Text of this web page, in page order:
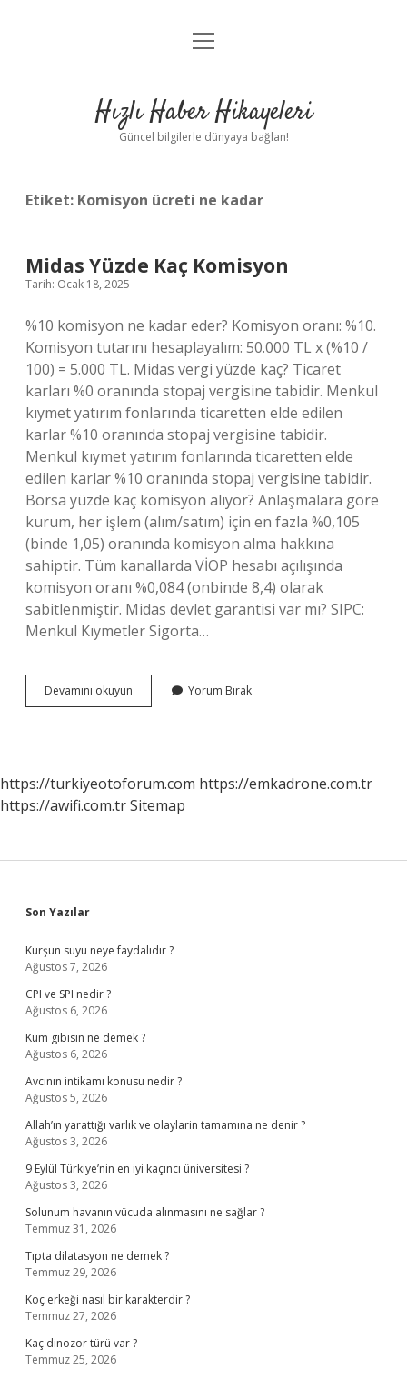
Anasayfa
Yasal Uyarı
menüyü
Hızlı Haber Hikayeleri
Güncel bilgilerle dünyaya bağlan!
Etiket: Komisyon ücreti ne kadar
Midas Yüzde Kaç Komisyon
Tarih: Ocak 18, 2025
%10 komisyon ne kadar eder? Komisyon oranı: %10.
Komisyon tutarını hesaplayalım: 50.000 TL x (%10 /
100) = 5.000 TL. Midas vergi yüzde kaç? Ticaret
karları %0 oranında stopaj vergisine tabidir. Menkul
kıymet yatırım fonlarında ticaretten elde edilen
karlar %10 oranında stopaj vergisine tabidir.
Menkul kıymet yatırım fonlarında ticaretten elde
edilen karlar %10 oranında stopaj vergisine tabidir.
Borsa yüzde kaç komisyon alıyor? Anlaşmalara göre
kurum, her işlem (alım/satım) için en fazla %0,105
(binde 1,05) oranında komisyon alma hakkına
sahiptir. Tüm kanallarda VİOP hesabı açılışında
komisyon oranı %0,084 (onbinde 8,4) olarak
sabitlenmiştir. Midas devlet garantisi var mı? SIPC:
Menkul Kıymetler Sigorta…
Devamını okuyun
Yüzde
Yorum Bırak
https://turkiyeotoforum.com https://emkadrone.com.tr
https://awifi.com.trSitemap
Sidebar
Son Yazılar
Kurşun suyu neye faydalıdır ?
Ağustos 7, 2026
CPI ve SPI nedir ?
Ağustos 6, 2026
Kum gibisin ne demek ?
Ağustos 6, 2026
Avcının intikamı konusu nedir ?
Ağustos 5, 2026
Allah’ın yarattığı varlık ve olaylarin tamamına ne denir ?
Ağustos 3, 2026
9 Eylül Türkiye’nin en iyi kaçıncı üniversitesi ?
Ağustos 3, 2026
Solunum havanın vücuda alınmasını ne sağlar ?
Temmuz 31, 2026
Tıpta dilatasyon ne demek ?
Temmuz 29, 2026
Koç erkeği nasıl bir karakterdir ?
Temmuz 27, 2026
Kaç dinozor türü var ?
Temmuz 25, 2026